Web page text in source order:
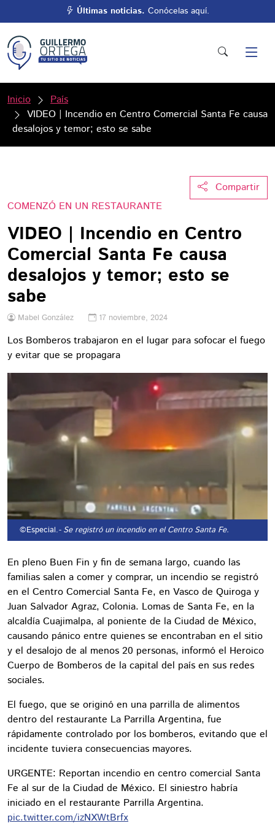
Últimas noticias. Conócelas aquí.
Inicio
País
VIDEO | Incendio en Centro Comercial Santa Fe causa
desalojos y temor; esto se sabe
Compartir
COMENZÓ EN UN RESTAURANTE
VIDEO | Incendio en Centro
Comercial Santa Fe causa
desalojos y temor; esto se
sabe
Mabel González 17 noviembre, 2024
Los Bomberos trabajaron en el lugar para sofocar el fuego
y evitar que se propagara
©Especial.- Se registró un incendio en el Centro Santa Fe.
En pleno Buen Fin y fin de semana largo, cuando las
familias salen a comer y comprar, un incendio se registró
en el Centro Comercial Santa Fe, en Vasco de Quiroga y
Juan Salvador Agraz, Colonia. Lomas de Santa Fe, en la
alcaldía Cuajimalpa, al poniente de la Ciudad de México,
causando pánico entre quienes se encontraban en el sitio
y el desalojo de al menos 20 personas, informó el Heroico
Cuerpo de Bomberos de la capital del país en sus redes
sociales.
El fuego, que se originó en una parrilla de alimentos
dentro del restaurante La Parrilla Argentina, fue
rápidamente controlado por los bomberos, evitando que el
incidente tuviera consecuencias mayores.
URGENTE: Reportan incendio en centro comercial Santa
Fe al sur de la Ciudad de México. El siniestro habría
iniciado en el restaurante Parrilla Argentina.
pic.twitter.com/izNXWtBrfx